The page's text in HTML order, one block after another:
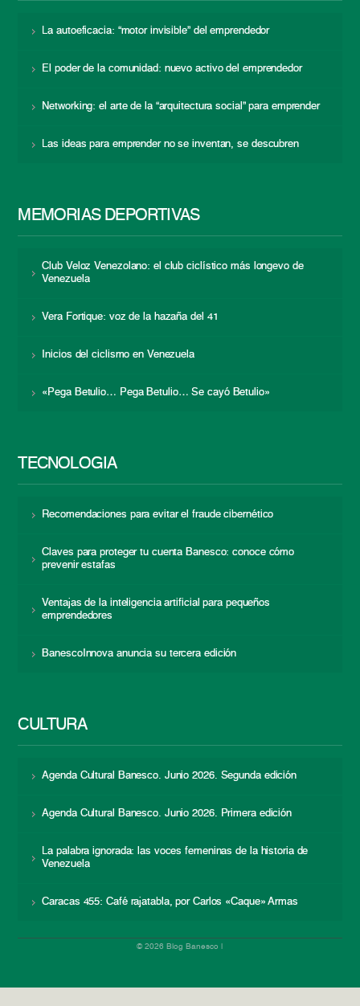
La autoeficacia: “motor invisible” del emprendedor
El poder de la comunidad: nuevo activo del emprendedor
Networking: el arte de la “arquitectura social” para emprender
Las ideas para emprender no se inventan, se descubren
MEMORIAS DEPORTIVAS
Club Veloz Venezolano: el club ciclístico más longevo de
Venezuela
Vera Fortique: voz de la hazaña del 41
Inicios del ciclismo en Venezuela
«Pega Betulio… Pega Betulio… Se cayó Betulio»
TECNOLOGÍA
Recomendaciones para evitar el fraude cibernético
Claves para proteger tu cuenta Banesco: conoce cómo
prevenir estafas
Ventajas de la inteligencia artificial para pequeños
emprendedores
BanescoInnova anuncia su tercera edición
CULTURA
Agenda Cultural Banesco. Junio 2026. Segunda edición
Agenda Cultural Banesco. Junio 2026. Primera edición
La palabra ignorada: las voces femeninas de la historia de
Venezuela
Caracas 455: Café rajatabla, por Carlos «Caque» Armas
© 2026 Blog Banesco |